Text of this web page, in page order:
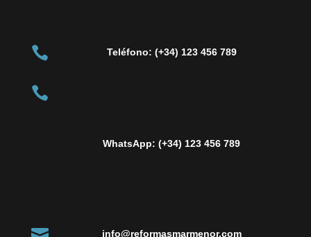
 Teléfono: (+34) 123 456 789

WhatsApp: (+34) 123 456 789
info@reformasmarmenor.com